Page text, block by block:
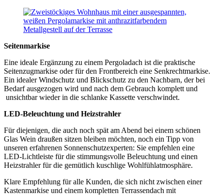
Seitenmarkise
Eine ideale Ergänzung zu einem Pergoladach ist die praktische
Seitenzugmarkise oder für den Frontbereich eine Senkrechtmarkise.
Ein idealer Windschutz und Blickschutz zu den Nachbarn, der bei
Bedarf ausgezogen wird und nach dem Gebrauch komplett und
unsichtbar wieder in die schlanke Kassette verschwindet.
LED-Beleuchtung und Heizstrahler
Für diejenigen, die auch noch spät am Abend bei einem schönen
Glas Wein draußen sitzen bleiben möchten, noch ein Tipp von
unseren erfahrenen Sonnenschutzexperten: Sie empfehlen eine
LED-Lichtleiste für die stimmungsvolle Beleuchtung und einen
Heizstrahler für die gemütlich kuschlige Wohlfühlatmosphäre.
Klare Empfehlung für alle Kunden, die sich nicht zwischen einer
Kastenmarkise und einem kompletten Terrassendach mit